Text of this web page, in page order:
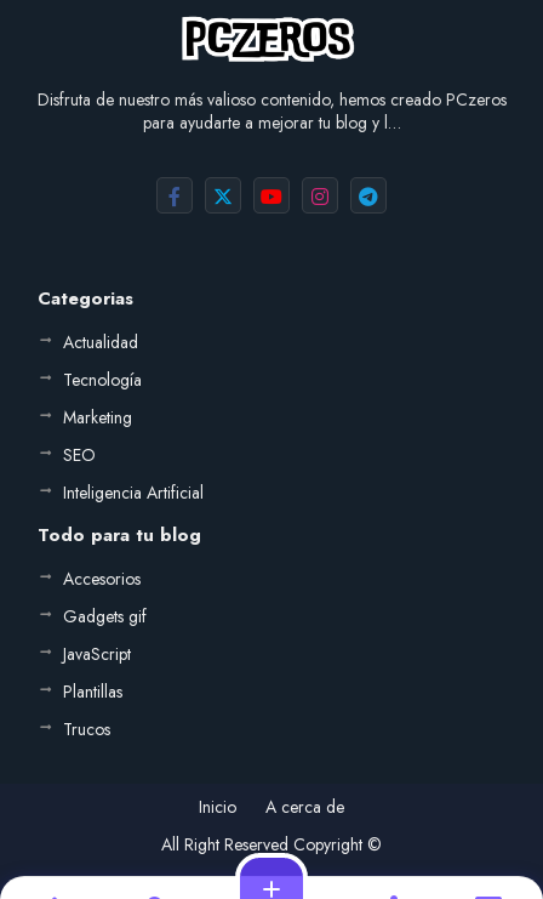
Disfruta de nuestro más valioso contenido, hemos creado PCzeros
para ayudarte a mejorar tu blog y l…
Categorias
Actualidad
Tecnología
Marketing
SEO
Inteligencia Artificial
Todo para tu blog
Accesorios
Gadgets gif
JavaScript
Plantillas
Trucos
Inicio
A cerca de
All Right Reserved Copyright ©
add